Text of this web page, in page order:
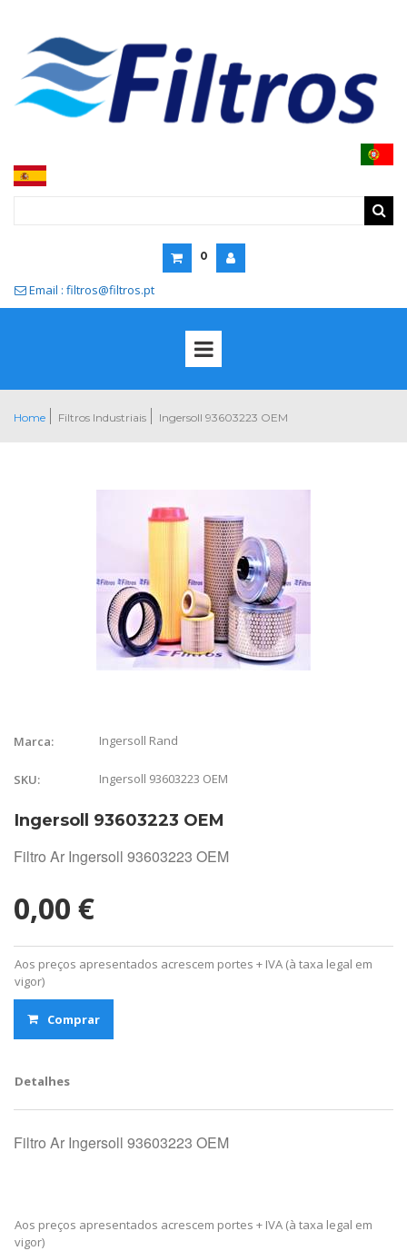
0
 Email : filtros@filtros.pt
Home Filtros Industriais Ingersoll 93603223 OEM
Marca: Ingersoll Rand
SKU: Ingersoll 93603223 OEM
Ingersoll 93603223 OEM
Filtro Ar Ingersoll 93603223 OEM
0,00 €
Aos preços apresentados acrescem portes + IVA (à taxa legal em
vigor)
Comprar
Detalhes
Filtro Ar Ingersoll 93603223 OEM
Aos preços apresentados acrescem portes + IVA (à taxa legal em
vigor)